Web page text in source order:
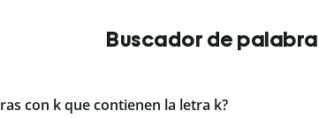
Buscador de
con k que contienen la letra k?